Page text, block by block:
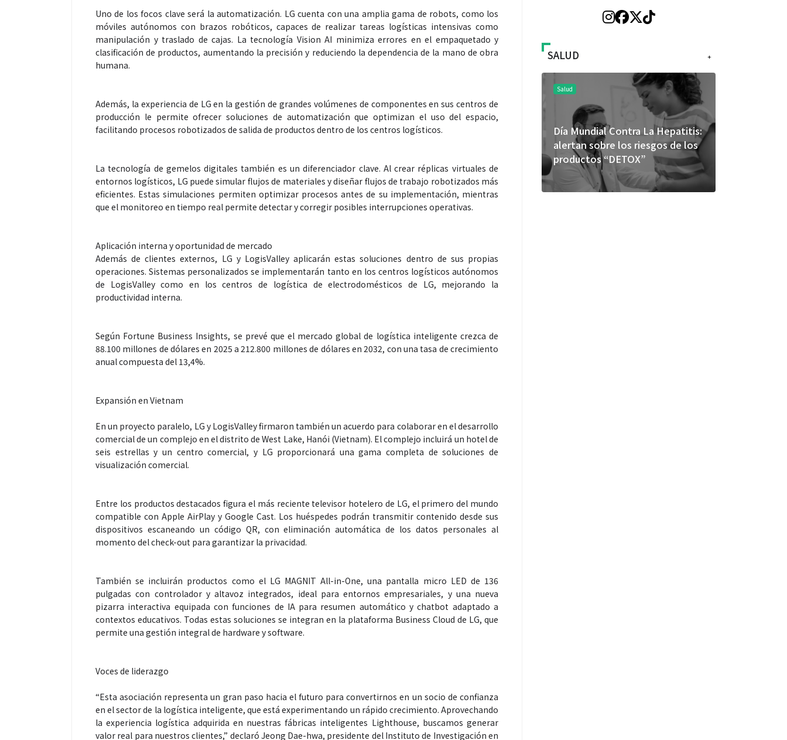
Uno de los focos clave será la automatización. LG cuenta con una amplia gama de robots, como los
móviles autónomos con brazos robóticos, capaces de realizar tareas logísticas intensivas como
manipulación y traslado de cajas. La tecnología Vision AI minimiza errores en el empaquetado y
clasificación de productos, aumentando la precisión y reduciendo la dependencia de la mano de obra
humana.
Además, la experiencia de LG en la gestión de grandes volúmenes de componentes en sus centros de
producción le permite ofrecer soluciones de automatización que optimizan el uso del espacio,
facilitando procesos robotizados de salida de productos dentro de los centros logísticos.
La tecnología de gemelos digitales también es un diferenciador clave. Al crear réplicas virtuales de
entornos logísticos, LG puede simular flujos de materiales y diseñar flujos de trabajo robotizados más
eficientes. Estas simulaciones permiten optimizar procesos antes de su implementación, mientras
que el monitoreo en tiempo real permite detectar y corregir posibles interrupciones operativas.
Aplicación interna y oportunidad de mercado
Además de clientes externos, LG y LogisValley aplicarán estas soluciones dentro de sus propias
operaciones. Sistemas personalizados se implementarán tanto en los centros logísticos autónomos
de LogisValley como en los centros de logística de electrodomésticos de LG, mejorando la
productividad interna.
Según Fortune Business Insights, se prevé que el mercado global de logística inteligente crezca de
88.100 millones de dólares en 2025 a 212.800 millones de dólares en 2032, con una tasa de crecimiento
anual compuesta del 13,4%.
Expansión en Vietnam
En un proyecto paralelo, LG y LogisValley firmaron también un acuerdo para colaborar en el desarrollo
comercial de un complejo en el distrito de West Lake, Hanói (Vietnam). El complejo incluirá un hotel de
seis estrellas y un centro comercial, y LG proporcionará una gama completa de soluciones de
visualización comercial.
Entre los productos destacados figura el más reciente televisor hotelero de LG, el primero del mundo
compatible con Apple AirPlay y Google Cast. Los huéspedes podrán transmitir contenido desde sus
dispositivos escaneando un código QR, con eliminación automática de los datos personales al
momento del check-out para garantizar la privacidad.
También se incluirán productos como el LG MAGNIT All-in-One, una pantalla micro LED de 136
pulgadas con controlador y altavoz integrados, ideal para entornos empresariales, y una nueva
pizarra interactiva equipada con funciones de IA para resumen automático y chatbot adaptado a
contextos educativos. Todas estas soluciones se integran en la plataforma Business Cloud de LG, que
permite una gestión integral de hardware y software.
Voces de liderazgo
“Esta asociación representa un gran paso hacia el futuro para convertirnos en un socio de confianza
en el sector de la logística inteligente, que está experimentando un rápido crecimiento. Aprovechando
la experiencia logística adquirida en nuestras fábricas inteligentes Lighthouse, buscamos generar
valor real para nuestros clientes,” declaró Jeong Dae-hwa, presidente del Instituto de Investigación en
+
SALUD
Salud
Día Mundial Contra La Hepatitis:
alertan sobre los riesgos de los
productos “DETOX”
¿Qué comer antes de un partido
mejor
El cuidado de la piel va mucho